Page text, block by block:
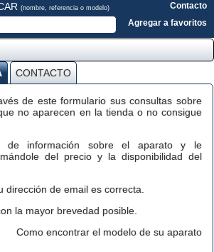
(nombre, referencia o modelo)
Contacto
Agregar a favoritos
CONTACTO
de este formulario sus consultas sobre
no aparecen en la tienda o no consigue
de información sobre el aparato y le
del precio y la disponibilidad del
dirección de email es correcta.
la mayor brevedad posible.
Como encontrar el modelo de su aparato